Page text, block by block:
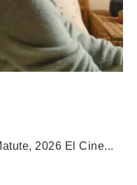
2026 El Cine...